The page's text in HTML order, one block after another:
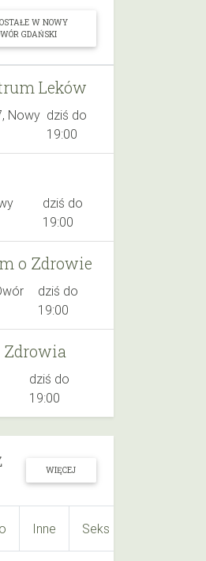
W NOWY
GDAŃSKI
Leków
Nowy dziś do
19:00
dziś do
19:00
o Zdrowie
dziś do
19:00
Zdrowia
dziś do
19:00
WIĘCEJ
Inne Seks